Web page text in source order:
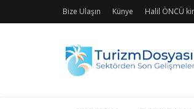
Bize Ulaşın Künye Halil ÖNCÜ